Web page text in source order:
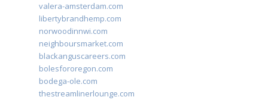
valera-amsterdam.com
libertybrandhemp.com
norwoodinnwi.com
neighboursmarket.com
blackanguscareers.com
bolesfororegon.com
bodega-ole.com
thestreamlinerlounge.com